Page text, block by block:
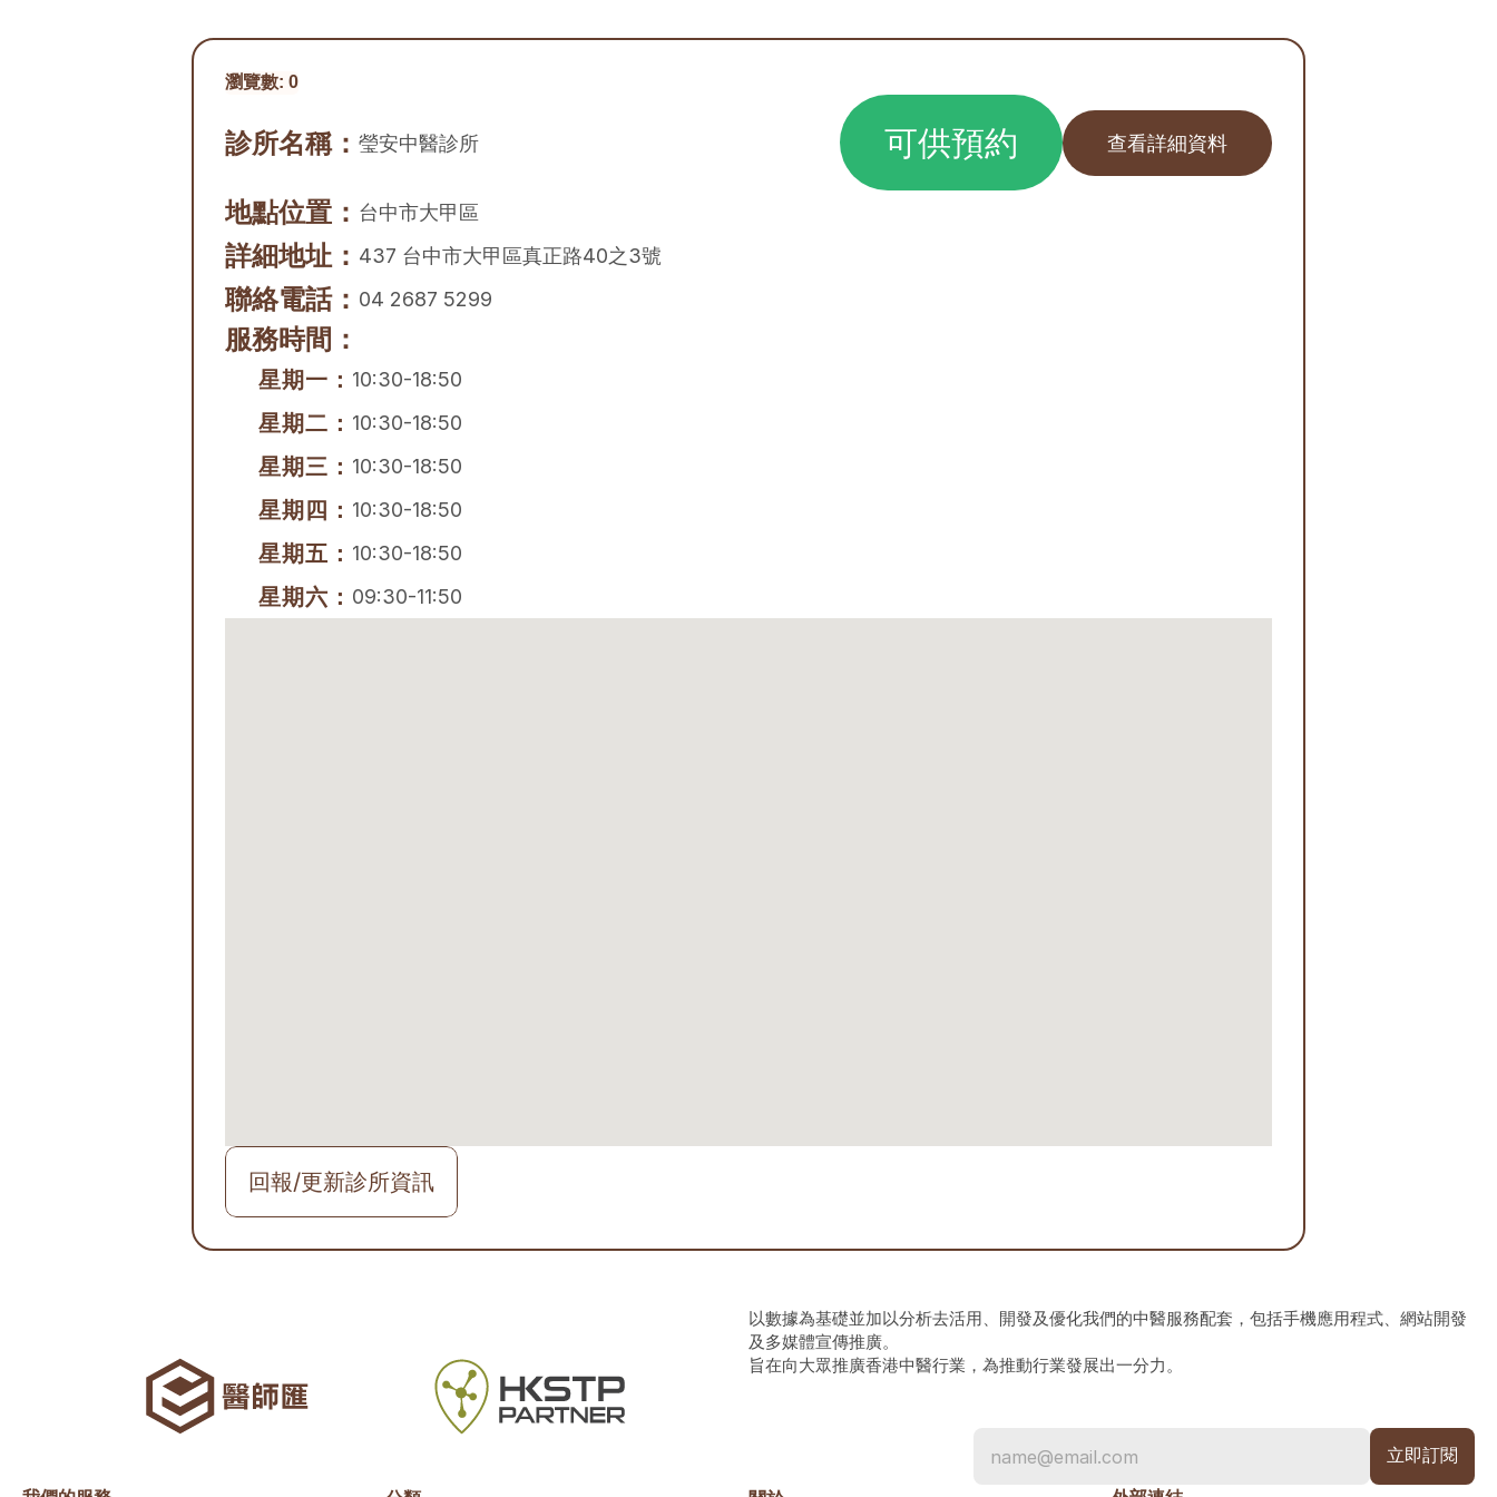
瀏覽數: 0
診所名稱： 瑩安中醫診所 可供預約 查看詳細資料
地點位置： 台中市大甲區
詳細地址： 437 台中市大甲區真正路40之3號
聯絡電話： 04 2687 5299
服務時間：
星期一： 10:30-18:50
星期二： 10:30-18:50
星期三： 10:30-18:50
星期四： 10:30-18:50
星期五： 10:30-18:50
星期六： 09:30-11:50
回報/更新診所資訊
以數據為基礎並加以分析去活用、開發及優化我們的中醫服務配套，包括手機應用程式、網站開發
及多媒體宣傳推廣。
旨在向大眾推廣香港中醫行業，為推動行業發展出一分力。